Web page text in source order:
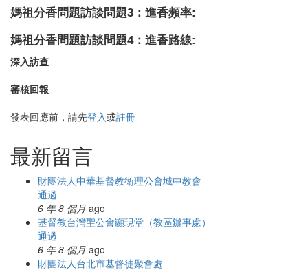
媽祖分香問題訪談問題3：進香頻率:
媽祖分香問題訪談問題4：進香路線:
深入訪查
審核回報
發表回應前，請先登入或註冊
最新留言
財團法人中華基督教衛理公會城中教會
通過
6 年 8 個月 ago
基督教台灣聖公會顯現堂（教區辦事處）
通過
6 年 8 個月 ago
財團法人台北市基督徒聚會處